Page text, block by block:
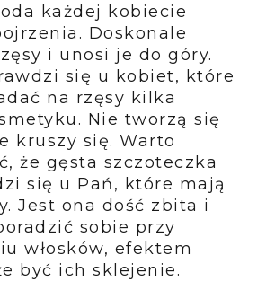
każdej kobiecie
Doskonale
i unosi je do góry.
się u kobiet, które
na rzęsy kilka
Nie tworzą się
kruszy się. Warto
że gęsta szczoteczka
się u Pań, które mają
Jest ona dość zbita i
sobie przy
włosków, efektem
być ich sklejenie.